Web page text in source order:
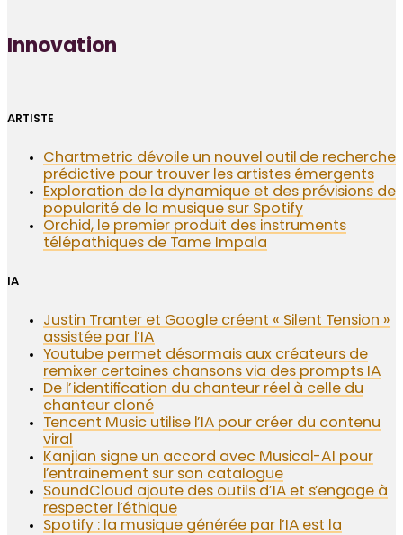
Innovation
ARTISTE
Chartmetric dévoile un nouvel outil de recherche
prédictive pour trouver les artistes émergents
Exploration de la dynamique et des prévisions de
popularité de la musique sur Spotify
Orchid, le premier produit des instruments
télépathiques de Tame Impala
IA
Justin Tranter et Google créent « Silent Tension »
assistée par l’IA
Youtube permet désormais aux créateurs de
remixer certaines chansons via des prompts IA
De l’identification du chanteur réel à celle du
chanteur cloné
Tencent Music utilise l’IA pour créer du contenu
viral
Kanjian signe un accord avec Musical-AI pour
l’entrainement sur son catalogue
SoundCloud ajoute des outils d’IA et s’engage à
respecter l’éthique
Spotify : la musique générée par l’IA est la